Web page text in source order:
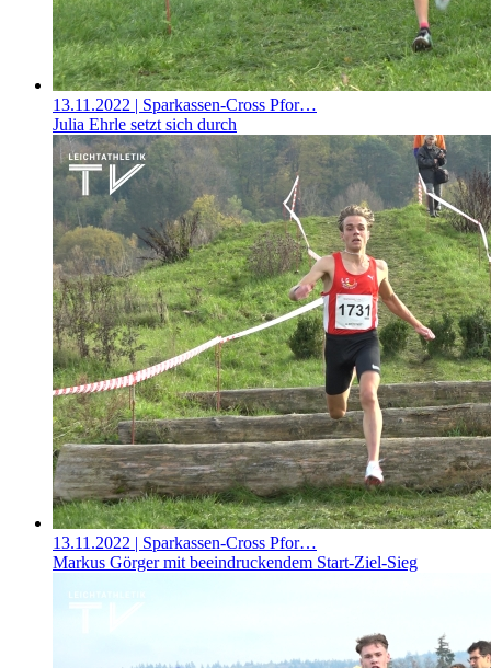
13.11.2022 | Sparkassen-Cross Pfor…
Julia Ehrle setzt sich durch
13.11.2022 | Sparkassen-Cross Pfor…
Markus Görger mit beeindruckendem Start-Ziel-Sieg